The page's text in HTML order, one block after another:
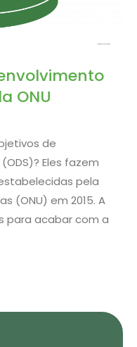
ONU
de
Eles fazem
pela
(ONU) em 2015. A
para acabar com a